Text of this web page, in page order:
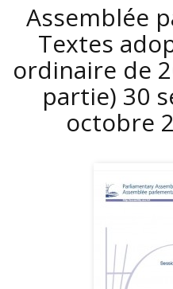
Assemblée
Textes
ordinaire de
partie) 30
octobre